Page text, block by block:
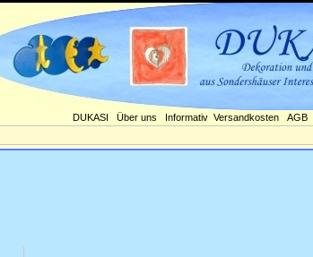
DUKASI Über uns Informativ Versandkosten AGB